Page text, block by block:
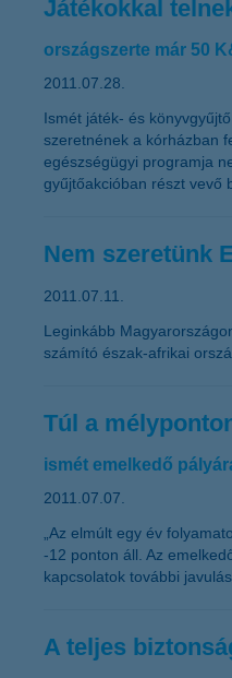
Játékokkal
országszerte már 50
2011.07.28.
Ismét játék- és
szeretnének a kórházban
egészségügyi programja
gyűjtőakcióban részt vevő
Nem szeretünk
2011.07.11.
Leginkább
számító észak-afrikai
Túl a
ismét emelkedő
2011.07.07.
„Az elmúlt egy év
-12 ponton áll. Az
kapcsolatok további
A teljes